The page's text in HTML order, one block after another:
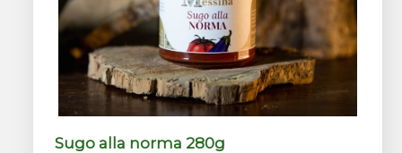
Sugo alla norma 280g